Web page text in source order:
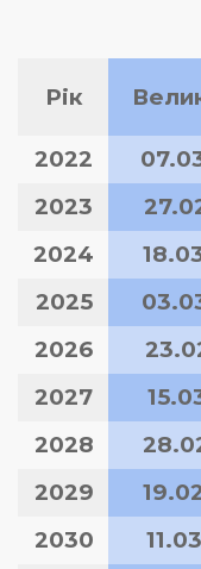
Рік
2022
2023
2024
2025
2026
2027
2028
2029
2030